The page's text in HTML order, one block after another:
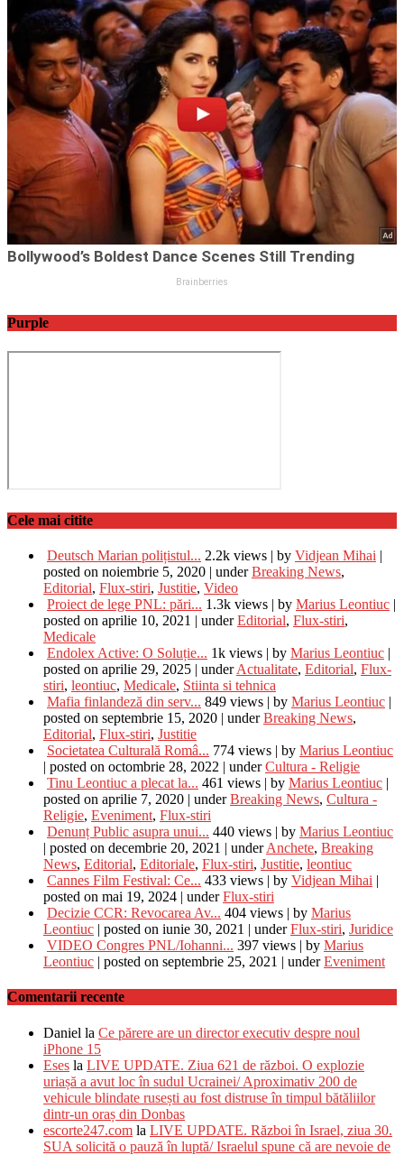
Purple
Cele mai citite
Deutsch Marian polițistul... 2.2k views | by Vidjean Mihai |
posted on noiembrie 5, 2020 | underBreaking News,
Editorial, Flux-stiri, Justitie, Video
Proiect de lege PNL: pări... 1.3k views | by Marius Leontiuc |
posted on aprilie 10, 2021 | underEditorial, Flux-stiri,
Medicale
Endolex Active: O Soluție... 1k views | by Marius Leontiuc |
posted on aprilie 29, 2025 | underActualitate, Editorial, Flux-
stiri, leontiuc, Medicale, Stiinta si tehnica
Mafia finlandeză din serv... 849 views | by Marius Leontiuc |
posted on septembrie 15, 2020 | underBreaking News,
Editorial, Flux-stiri, Justitie
Societatea Culturală Româ... 774 views | by Marius Leontiuc
| posted on octombrie 28, 2022 | underCultura - Religie
Tinu Leontiuc a plecat la... 461 views | by Marius Leontiuc |
posted on aprilie 7, 2020 | underBreaking News, Cultura -
Religie, Eveniment, Flux-stiri
Denunț Public asupra unui... 440 views | by Marius Leontiuc
| posted on decembrie 20, 2021 | underAnchete, Breaking
News, Editorial, Editoriale, Flux-stiri, Justitie, leontiuc
Cannes Film Festival: Ce... 433 views | by Vidjean Mihai |
posted on mai 19, 2024 | underFlux-stiri
Decizie CCR: Revocarea Av... 404 views | by Marius
Leontiuc | posted on iunie 30, 2021 | underFlux-stiri, Juridice
VIDEO Congres PNL/Iohanni... 397 views | by Marius
Leontiuc | posted on septembrie 25, 2021 | underEveniment
Comentarii recente
Daniel la Ce părere are un director executiv despre noul
iPhone 15
Eses la LIVE UPDATE. Ziua 621 de război. O explozie
uriașă a avut loc în sudul Ucrainei/ Aproximativ 200 de
vehicule blindate rusești au fost distruse în timpul bătăliilor
dintr-un oraș din Donbas
escorte247.com la LIVE UPDATE. Război în Israel, ziua 30.
SUA solicită o pauză în luptă/ Israelul spune că are nevoie de